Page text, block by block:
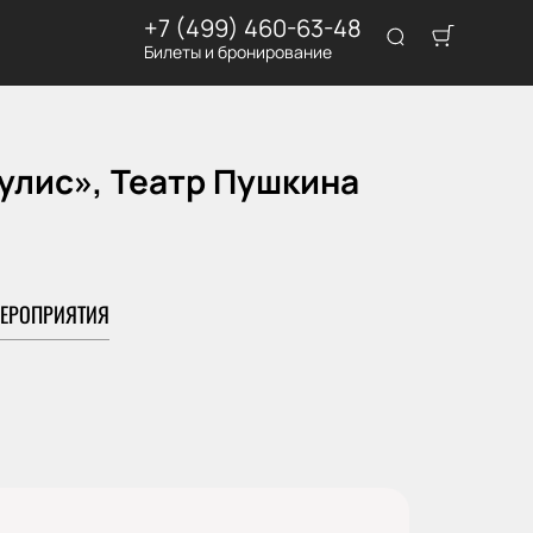
+7 (499) 460-63-48
Билеты и бронирование
Театр Пушкина